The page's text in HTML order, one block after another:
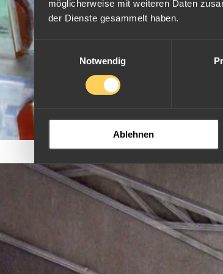
möglicherweise mit weiteren Daten
der Dienste gesammelt haben.
Notwendig
Ablehnen